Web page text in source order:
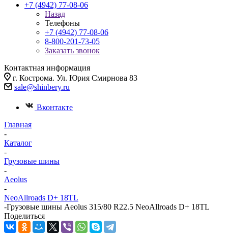
+7 (4942) 77-08-06
Назад
Телефоны
+7 (4942) 77-08-06
8-800-201-73-05
Заказать звонок
Контактная информация
г. Кострома. Ул. Юрия Смирнова 83
sale@shinbery.ru
Вконтакте
Главная
-
Каталог
-
Грузовые шины
-
Aeolus
-
NeoAllroads D+ 18TL
-Грузовые шины Aeolus 315/80 R22.5 NeoAllroads D+ 18TL
Поделиться